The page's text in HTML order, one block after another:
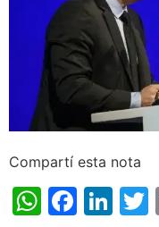
Compartí esta nota